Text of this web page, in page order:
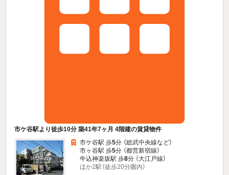
市ケ谷駅より徒歩10分 築41年7ヶ月 4階建の賃貸物件
市ケ谷駅 歩5分 （総武中央線など）
市ヶ谷駅 歩5分 （都営新宿線）
牛込神楽坂駅 歩8分 （大江戸線）
ほか2駅（徒歩20分圏内）